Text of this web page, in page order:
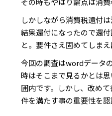
しかしながら消費税還付
結果還付になったので還
と。要件さえ固めてしま
今回の調査はwordデータ
時はそこまで見るかとは
囲内です。しかし、改め
件を満たす事の重要性を認